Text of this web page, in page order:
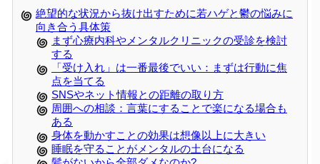
絶望的な状況から抜け出すために若ハゲと鬱の悩みに
向き合う具体策
まず心療内科やメンタルクリニックの受診を検討
する
「受け入れ」は一番最後でいい：まずは行動に焦
点を当てる
SNSやネット情報との距離の取り方
周囲への相談：言葉にすることで楽になる場合も
ある
身体を動かすことの効果は想像以上に大きい
睡眠を守ることがメンタルの土台になる